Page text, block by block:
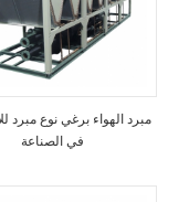
مبرد الهواء برغي نوع مبرد
في الصناعة